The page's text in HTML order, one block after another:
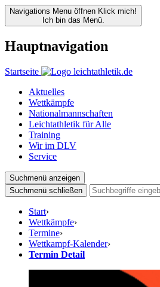
Navigations Menu öffnen Klick mich!
Ich bin das Menü.
Hauptnavigation
Startseite
Aktuelles
Wettkämpfe
Nationalmannschaften
Leichtathletik für Alle
Training
Wir im DLV
Service
Suchmenü anzeigen
Suchmenü schließen
Start›
Wettkämpfe›
Termine›
Wettkampf-Kalender›
Termin Detail